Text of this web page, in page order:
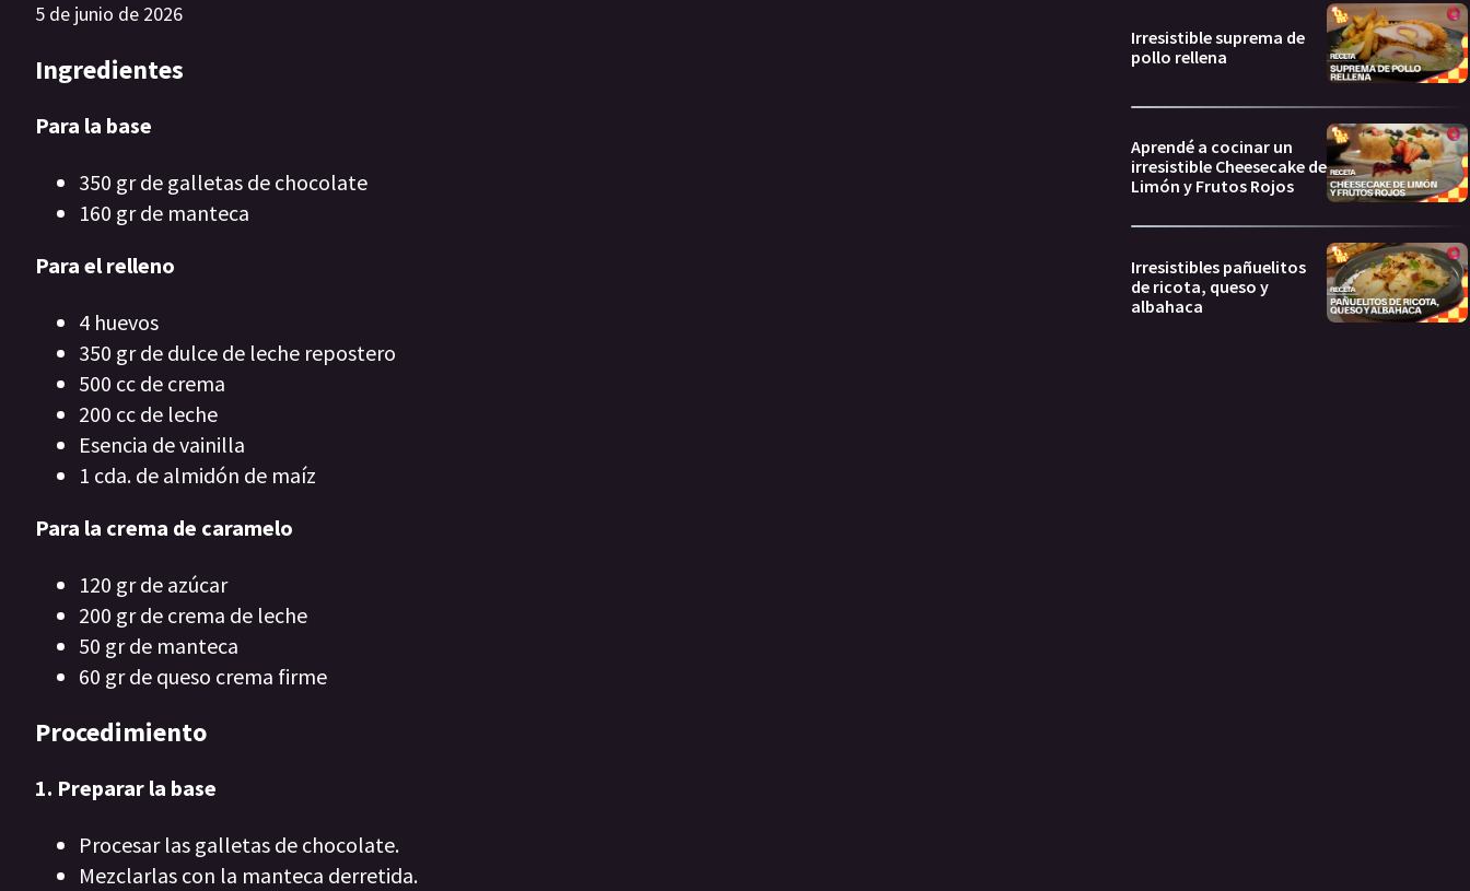
5 de junio de 2026
Ingredientes
Para la base
350 gr de galletas de chocolate
160 gr de manteca
Para el relleno
4 huevos
350 gr de dulce de leche repostero
500 cc de crema
200 cc de leche
Esencia de vainilla
1 cda. de almidón de maíz
Para la crema de caramelo
120 gr de azúcar
200 gr de crema de leche
50 gr de manteca
60 gr de queso crema firme
Procedimiento
1. Preparar la base
Procesar las galletas de chocolate.
Mezclarlas con la manteca derretida.
Irresistible suprema de
pollo rellena
Aprendé a cocinar un
irresistible Cheesecake de
Limón y Frutos Rojos
Irresistibles pañuelitos
de ricota, queso y
albahaca